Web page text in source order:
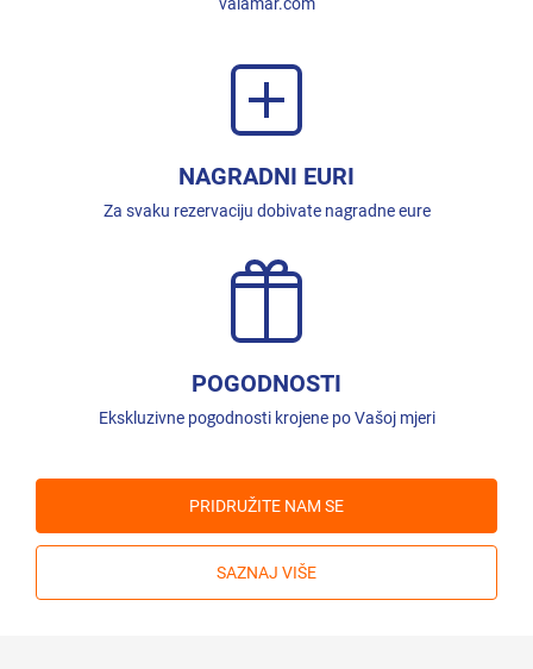
NAGRADNI EURI
Za svaku rezervaciju dobivate nagradne eure
POGODNOSTI
Ekskluzivne pogodnosti krojene po Vašoj mjeri
PRIDRUŽITE NAM SE
SAZNAJ VIŠE